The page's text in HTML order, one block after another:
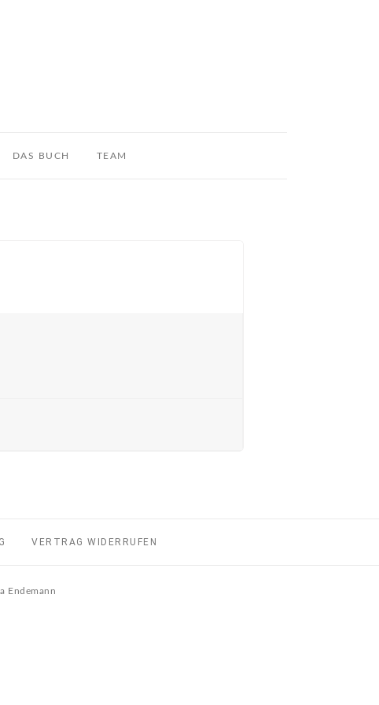
DAS BUCH TEAM
VERTRAG WIDERRUFEN
Endemann